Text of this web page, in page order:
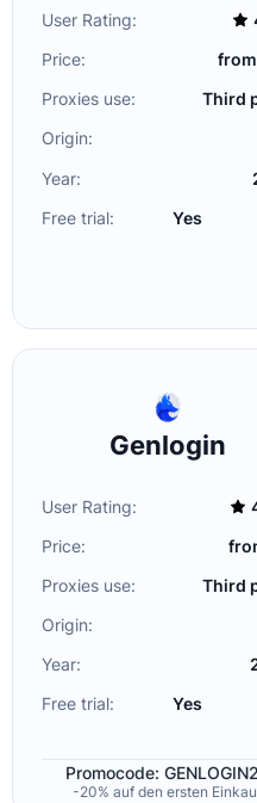
User Rating:
Price:
Proxies use:
Third
Origin:
Year:
Free trial:
Yes
Genlogin
User Rating:
Price:
Proxies use:
Third
Origin:
Year:
Free trial:
Yes
Promocode:
-20% auf den ersten